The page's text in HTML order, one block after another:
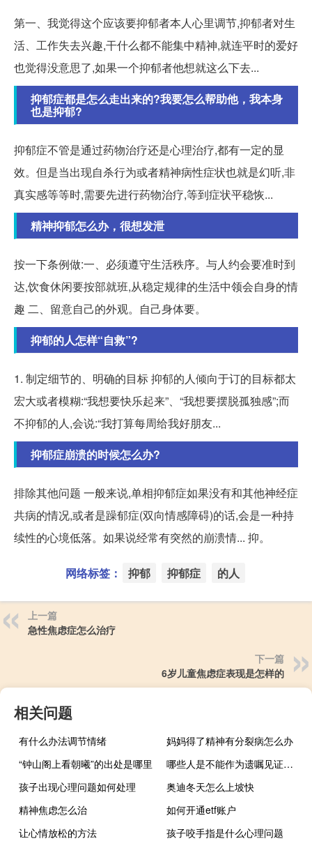
第一、我觉得这个应该要抑郁者本人心里调节,抑郁者对生
活、工作失去兴趣,干什么都不能集中精神,就连平时的爱好
也觉得没意思了,如果一个抑郁者他想就这么下去...
抑郁症都是怎么走出来的?我要怎么帮助他，我本身
也是抑郁?
抑郁症不管是通过药物治疗还是心理治疗,都有一定的显
效。但是当出现自杀行为或者精神病性症状也就是幻听,非
真实感等等时,需要先进行药物治疗,等到症状平稳恢...
精神抑郁怎么办，很想发泄
按一下条例做:一、必须遵守生活秩序。与人约会要准时到
达,饮食休闲要按部就班,从稳定规律的生活中领会自身的情
趣 二、留意自己的外观。自己身体要。
抑郁的人怎样“自救”?
1. 制定细节的、明确的目标 抑郁的人倾向于订的目标都太
宏大或者模糊:“我想要快乐起来”、“我想要摆脱孤独感”;而
不抑郁的人,会说:“我打算每周给我好朋友...
抑郁症崩溃的时候怎么办?
排除其他问题 一般来说,单相抑郁症如果没有和其他神经症
共病的情况,或者是躁郁症(双向情感障碍)的话,会是一种持
续性的心境低落。如果说经常有突然的崩溃情... 抑。
网络标签： 抑郁 抑郁症 的人
上一篇
急性焦虑症怎么治疗
下一篇
6岁儿童焦虑症表现是怎样的
相关问题
有什么办法调节情绪
妈妈得了精神有分裂病怎么办
“钟山阁上看朝曦”的出处是哪里
哪些人是不能作为遗嘱见证人的
孩子出现心理问题如何处理
奥迪冬天怎么上坡快
精神焦虑怎么治
如何开通etf账户
让心情放松的方法
孩子咬手指是什么心理问题